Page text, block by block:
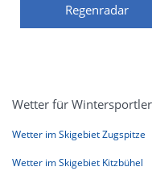
Regenradar
Wetter für Wintersportler
Wetter im Skigebiet Zugspitze
Wetter im Skigebiet Kitzbühel